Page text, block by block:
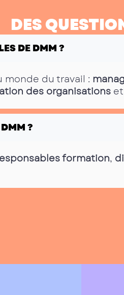
DES
DE DMM ?
du travail :
des organisations et
?
formation,